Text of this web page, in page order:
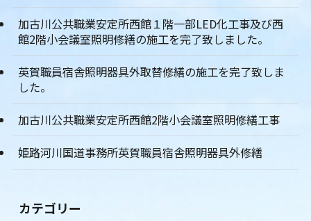
加古川公共職業安定所西館１階一部LED化工事及び西
館2階小会議室照明修繕の施工を完了致しました。
英賀職員宿舎照明器具外取替修繕の施工を完了致しま
した。
加古川公共職業安定所西館2階小会議室照明修繕工事
姫路河川国道事務所英賀職員宿舎照明器具外修繕
カテゴリー